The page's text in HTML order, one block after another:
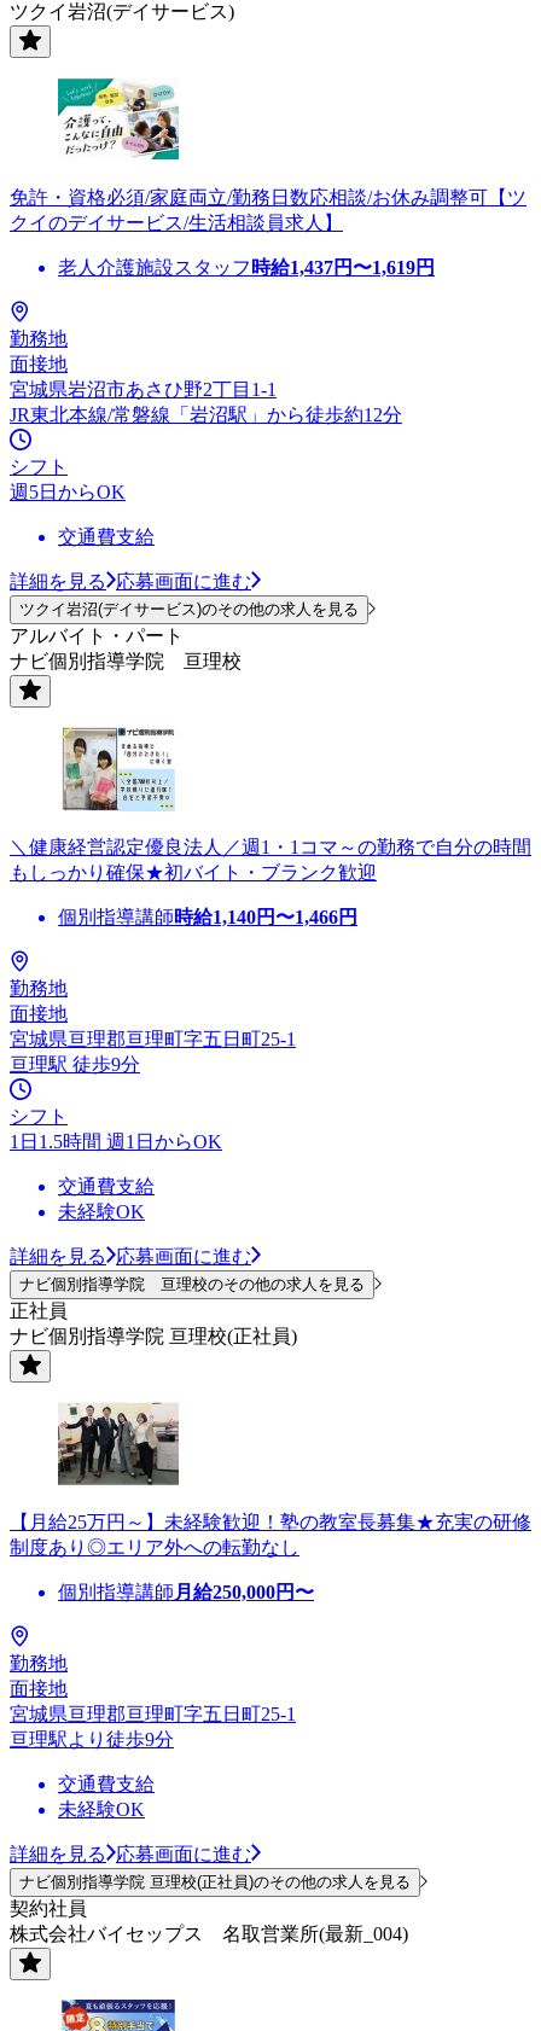
ツクイ岩沼(デイサービス)
免許・資格必須/家庭両立/勤務日数応相談/お休み調整可【ツ
クイのデイサービス/生活相談員求人】
老人介護施設スタッフ 時給1,437円〜1,619円
勤務地
面接地
宮城県岩沼市あさひ野2丁目1-1
JR東北本線/常磐線「岩沼駅」から徒歩約12分
シフト
週5日からOK
交通費支給
詳細を見る 応募画面に進む
ツクイ岩沼(デイサービス)のその他の求人を見る
アルバイト・パート
ナビ個別指導学院 亘理校
＼健康経営認定優良法人／週1・1コマ～の勤務で自分の時間
もしっかり確保★初バイト・ブランク歓迎
個別指導講師時給1,140円〜1,466円
勤務地
面接地
宮城県亘理郡亘理町字五日町25-1
亘理駅 徒歩9分
シフト
1日1.5時間 週1日からOK
交通費支給
未経験OK
詳細を見る 応募画面に進む
ナビ個別指導学院 亘理校のその他の求人を見る
正社員
ナビ個別指導学院 亘理校(正社員)
【月給25万円～】未経験歓迎！塾の教室長募集★充実の研修
制度あり◎エリア外への転勤なし
個別指導講師 月給250,000円〜
勤務地
面接地
宮城県亘理郡亘理町字五日町25-1
亘理駅より徒歩9分
交通費支給
未経験OK
詳細を見る 応募画面に進む
ナビ個別指導学院 亘理校(正社員)のその他の求人を見る
契約社員
株式会社バイセップス 名取営業所(最新_004)